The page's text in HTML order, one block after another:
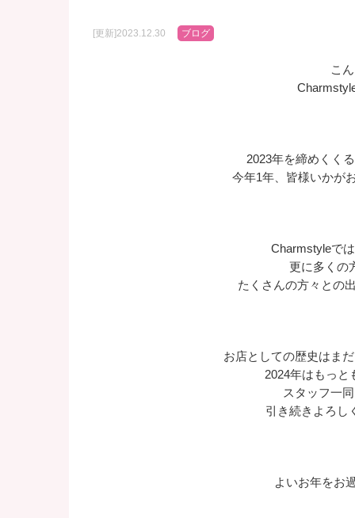
[更新]2023.12.30 ブログ
こ
2023年を締めくく
今年1年、皆様いかが
Charmstyleで
更に多くの
たくさんの方々との
お店としての歴史はま
2024年はもっと
スタッフ一
引き続きよろし
よいお年をお